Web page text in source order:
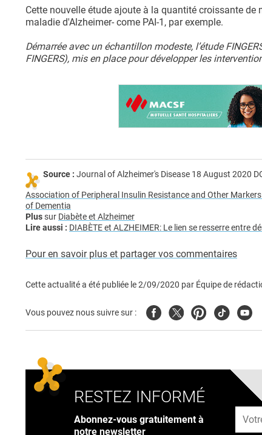
Cette nouvelle étude ajoute à la quantité croissante
maladie d'Alzheimer- come PAI-1, par exemple.
Démarrée avec un échantillon modeste, l’étude
FINGERS), mis en place pour développer les
Source : Journal of Alzheimer's Disease 18 August 2020
Association of Peripheral Insulin Resistance and Other
of Dementia
Plussur Diabète et Alzheimer
Lire aussi : DIABÈTE et ALZHEIMER: Le lien se resserre entre
Pour en savoir plus et partager vos commentaires
Cette actualité a été publiée le2/09/2020 par Équipe de
Vous pouvez nous suivre sur : FacebookTwitterPinterest
Tiktok
RESTEZ INFORMÉ
Abonnez-vous gratuitement à
notre newsletter